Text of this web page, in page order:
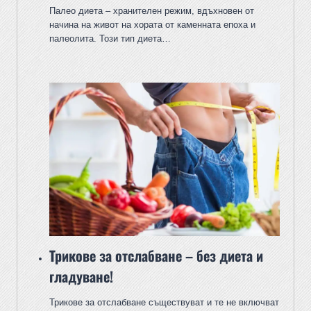
Палео диета – хранителен режим, вдъхновен от
начина на живот на хората от каменната епоха и
палеолита. Този тип диета…
Трикове за отслабване – без диета и
гладуване!
Трикове за отслабване съществуват и те не включват